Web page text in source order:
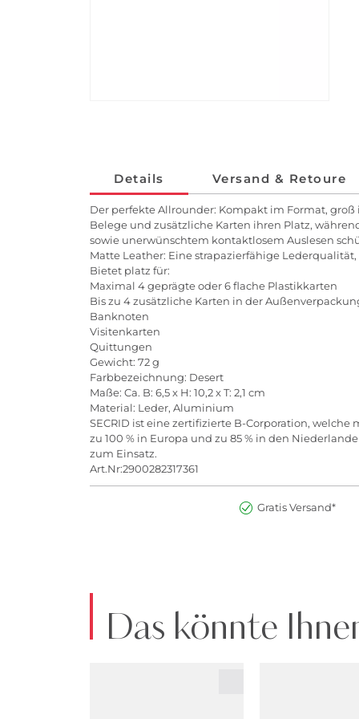
Details Versand & Retoure
Der perfekte Allrounder: Kompakt im Format,
Belege und zusätzliche Karten ihren Platz,
sowie unerwünschtem kontaktlosem Auslesen
Matte Leather: Eine strapazierfähige
Bietet platz für:
Maximal 4 geprägte oder 6 flache Plastikkarten
Bis zu 4 zusätzliche Karten in der
Banknoten
Visitenkarten
Quittungen
Gewicht: 72 g
Farbbezeichnung: Desert
Maße: Ca. B: 6,5 x H: 10,2 x T: 2,1 cm
Material: Leder, Aluminium
SECRID ist eine zertifizierte B-Corporation,
zu 100 % in Europa und zu 85 % in den
zum Einsatz.
Art.Nr:2900282317361
Gratis Versand*
Das könnte